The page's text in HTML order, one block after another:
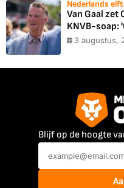
Nederlands
Van Gaal zet
KNVB-soap:
3 augustus,
Blijf op de hoogte